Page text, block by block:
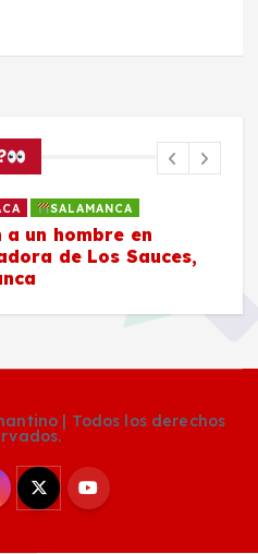
SALAMANCA
a un hombre en
de Los Sauces,
| Todos los derechos